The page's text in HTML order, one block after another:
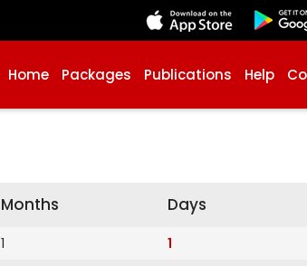
Home Packages Publications Help
Months
1
Days
1